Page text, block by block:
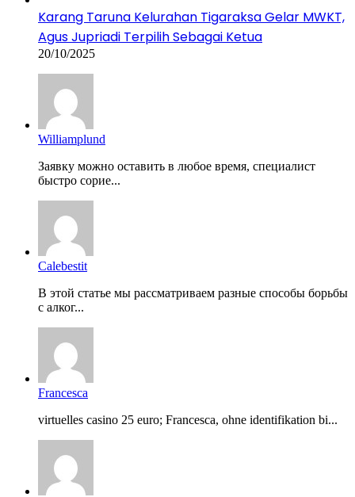
Karang Taruna Kelurahan Tigaraksa Gelar MWKT,
Agus Jupriadi Terpilih Sebagai Ketua
20/10/2025
Williamplund
Заявку можно оставить в любое время, специалист
быстро сорие...
Calebestit
В этой статье мы рассматриваем разные способы борьбы
с алког...
Francesca
virtuelles casino 25 euro; Francesca, ohne identifikation bi...